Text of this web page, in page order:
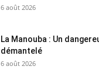
6 août 2026
La Manouba : Un
démantelé
6 août 2026